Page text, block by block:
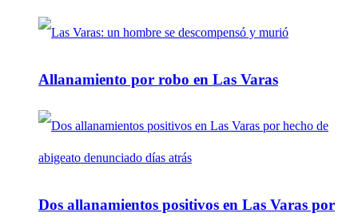
Allanamiento por robo en Las Varas
Dos allanamientos positivos en Las Varas por